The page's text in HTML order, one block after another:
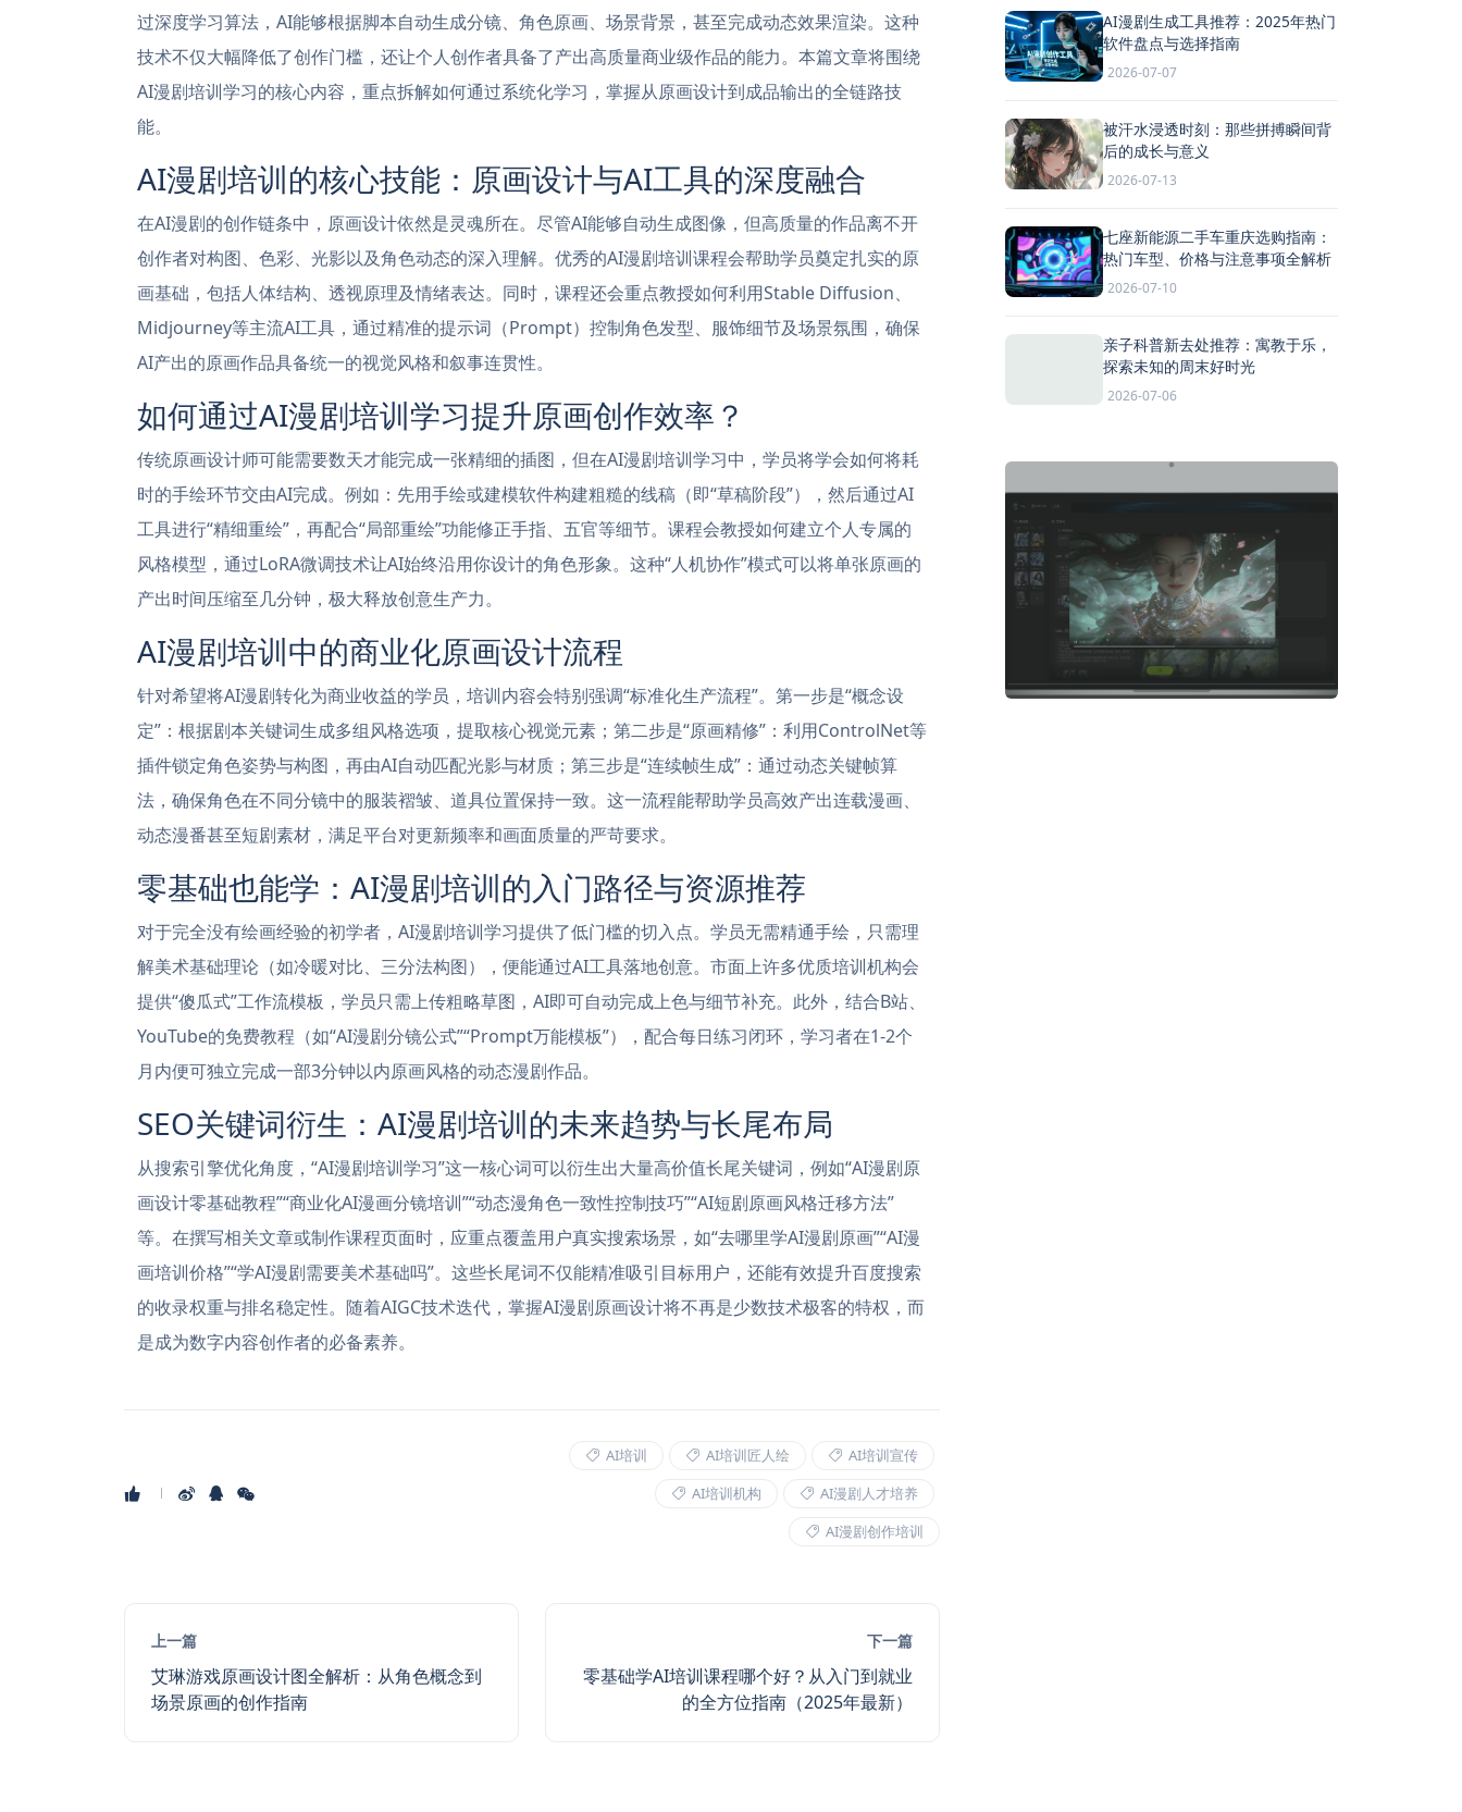
过深度学习算法，AI能够根据脚本自动生成分镜、角色原画、场景背景，甚至完成动态效果渲染。这种
技术不仅大幅降低了创作门槛，还让个人创作者具备了产出高质量商业级作品的能力。本篇文章将围绕
AI漫剧培训学习的核心内容，重点拆解如何通过系统化学习，掌握从原画设计到成品输出的全链路技
能。
AI漫剧培训的核心技能：原画设计与AI工具的深度融合
在AI漫剧的创作链条中，原画设计依然是灵魂所在。尽管AI能够自动生成图像，但高质量的作品离不开
创作者对构图、色彩、光影以及角色动态的深入理解。优秀的AI漫剧培训课程会帮助学员奠定扎实的原
画基础，包括人体结构、透视原理及情绪表达。同时，课程还会重点教授如何利用Stable Diffusion、
Midjourney等主流AI工具，通过精准的提示词（Prompt）控制角色发型、服饰细节及场景氛围，确保
AI产出的原画作品具备统一的视觉风格和叙事连贯性。
如何通过AI漫剧培训学习提升原画创作效率？
传统原画设计师可能需要数天才能完成一张精细的插图，但在AI漫剧培训学习中，学员将学会如何将耗
时的手绘环节交由AI完成。例如：先用手绘或建模软件构建粗糙的线稿（即“草稿阶段”），然后通过AI
工具进行“精细重绘”，再配合“局部重绘”功能修正手指、五官等细节。课程会教授如何建立个人专属的
风格模型，通过LoRA微调技术让AI始终沿用你设计的角色形象。这种“人机协作”模式可以将单张原画的
产出时间压缩至几分钟，极大释放创意生产力。
AI漫剧培训中的商业化原画设计流程
针对希望将AI漫剧转化为商业收益的学员，培训内容会特别强调“标准化生产流程”。第一步是“概念设
定”：根据剧本关键词生成多组风格选项，提取核心视觉元素；第二步是“原画精修”：利用ControlNet等
插件锁定角色姿势与构图，再由AI自动匹配光影与材质；第三步是“连续帧生成”：通过动态关键帧算
法，确保角色在不同分镜中的服装褶皱、道具位置保持一致。这一流程能帮助学员高效产出连载漫画、
动态漫番甚至短剧素材，满足平台对更新频率和画面质量的严苛要求。
零基础也能学：AI漫剧培训的入门路径与资源推荐
对于完全没有绘画经验的初学者，AI漫剧培训学习提供了低门槛的切入点。学员无需精通手绘，只需理
解美术基础理论（如冷暖对比、三分法构图），便能通过AI工具落地创意。市面上许多优质培训机构会
提供“傻瓜式”工作流模板，学员只需上传粗略草图，AI即可自动完成上色与细节补充。此外，结合B站、
YouTube的免费教程（如“AI漫剧分镜公式”“Prompt万能模板”），配合每日练习闭环，学习者在1-2个
月内便可独立完成一部3分钟以内原画风格的动态漫剧作品。
SEO关键词衍生：AI漫剧培训的未来趋势与长尾布局
从搜索引擎优化角度，“AI漫剧培训学习”这一核心词可以衍生出大量高价值长尾关键词，例如“AI漫剧原
画设计零基础教程”“商业化AI漫画分镜培训”“动态漫角色一致性控制技巧”“AI短剧原画风格迁移方法”
等。在撰写相关文章或制作课程页面时，应重点覆盖用户真实搜索场景，如“去哪里学AI漫剧原画”“AI漫
画培训价格”“学AI漫剧需要美术基础吗”。这些长尾词不仅能精准吸引目标用户，还能有效提升百度搜索
的收录权重与排名稳定性。随着AIGC技术迭代，掌握AI漫剧原画设计将不再是少数技术极客的特权，而
是成为数字内容创作者的必备素养。
AI培训 AI培训匠人绘
AI培训宣传
AI培训机构
AI漫剧人才培养
AI漫剧创作培训
上一篇
艾琳游戏原画设计图全解析：从角色概念到
场景原画的创作指南
下一篇
零基础学AI培训课程哪个好？从入门到就业
的全方位指南（2025年最新）
AI漫剧生成工具推荐：2025年热门
软件盘点与选择指南
2026-07-07
被汗水浸透时刻：那些拼搏瞬间背
后的成长与意义
2026-07-13
七座新能源二手车重庆选购指南：
热门车型、价格与注意事项全解析
2026-07-10
亲子科普新去处推荐：寓教于乐，
探索未知的周末好时光
2026-07-06